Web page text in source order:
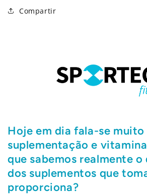
Compartir
Hoje em dia fala-se muito
suplementação e
que sabemos realmente o
dos suplementos que
proporciona?